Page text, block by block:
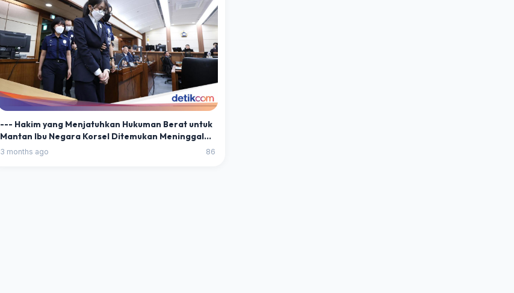
--- Hakim yang Menjatuhkan Hukuman Berat untuk
Mantan Ibu Negara Korsel Ditemukan Meninggal
Dunia ---
3 months ago 86